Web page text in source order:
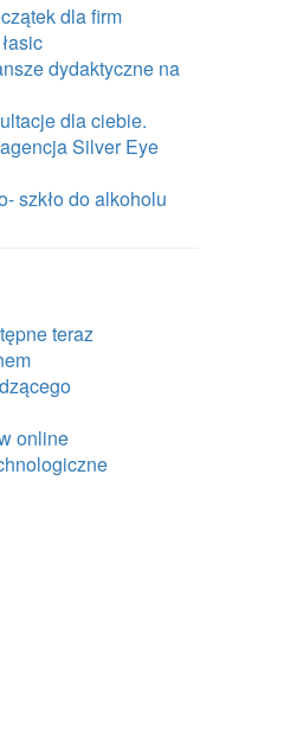
dla firm
dydaktyczne na
dla ciebie.
Silver Eye
szkło do alkoholu
teraz
online